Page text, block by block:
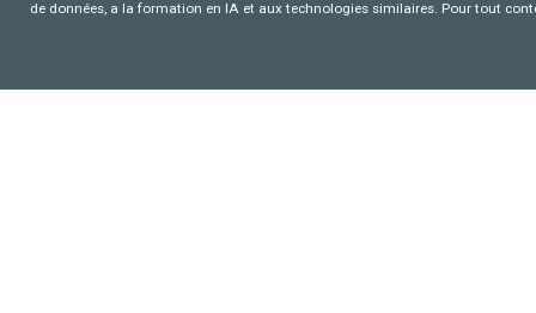
de données, a la formation en IA et aux technologies similaires. Pour tout